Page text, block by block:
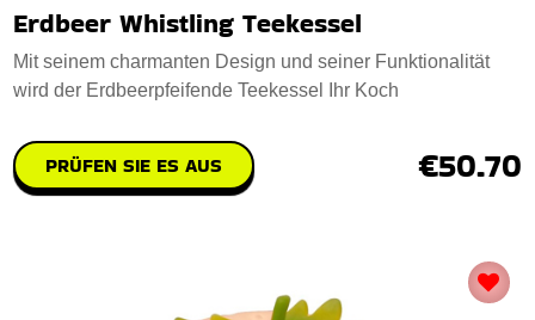
Erdbeer Whistling Teekessel
Mit seinem charmanten Design und seiner Funktionalität
wird der Erdbeerpfeifende Teekessel Ihr Koch
PRÜFEN SIE ES AUS €50.70